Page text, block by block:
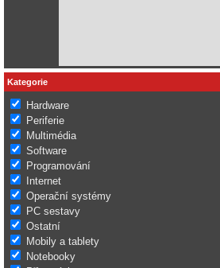
Kategorie
Hardware
Periferie
Multimédia
Software
Programování
Internet
Operační systémy
PC sestavy
Ostatní
Mobily a tablety
Notebooky